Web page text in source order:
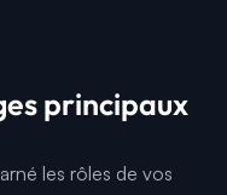
principaux
les rôles de vos